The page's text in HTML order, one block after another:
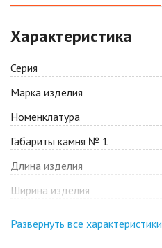
Цена по запросу
Антрацит
Цена по запросу
Барселона
Цена по запросу
Цена по запросу
Характеристика
Серия
Марка изделия
Номенклатура
Габариты камня № 1
Длина изделия
Ширина изделия
Развернуть все характеристики